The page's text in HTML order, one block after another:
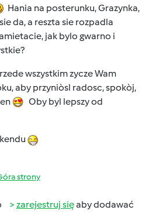
Hania na posterunku, Grazynka,
da, a reszta sie rozpadla
jak bylo gwarno i
wszystkim zycze Wam
aby przyniòsl radosc, spokòj,
Oby byl lepszy od
strony
zarejestruj sięaby dodawać